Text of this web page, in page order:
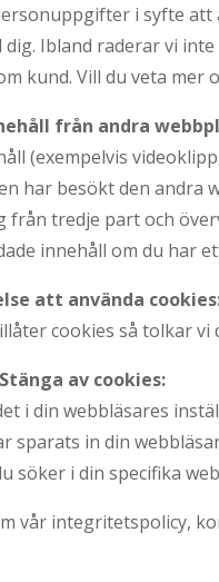
i syfte att
Ibland raderar vi
kund. Vill du veta mer
från andra
(exempelvis
har besökt den
tredje part och
innehåll om du har
att använda
cookies så tolkar
Stänga av cookies:
i din webbläsares
in din
söker i din specifika
vår integritetspolicy,